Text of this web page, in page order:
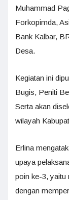
Muhammad
Forkopimda,
Bank Kalbar,
Desa.
Kegiatan ini
Bugis, Peniti
Serta akan
wilayah
Erlina
upaya
poin ke-3, yaitu
dengan